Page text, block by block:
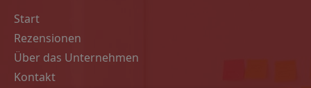
Start
Rezensionen
Über das Unternehmen
Kontakt